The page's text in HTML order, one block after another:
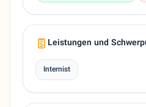
Leistungen und
Internist